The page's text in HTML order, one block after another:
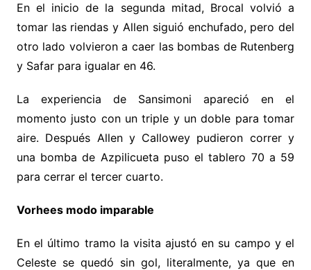
En el inicio de la segunda mitad, Brocal volvió a
tomar las riendas y Allen siguió enchufado, pero del
otro lado volvieron a caer las bombas de Rutenberg
y Safar para igualar en 46.
La experiencia de Sansimoni apareció en el
momento justo con un triple y un doble para tomar
aire. Después Allen y Callowey pudieron correr y
una bomba de Azpilicueta puso el tablero 70 a 59
para cerrar el tercer cuarto.
Vorhees modo imparable
En el último tramo la visita ajustó en su campo y el
Celeste se quedó sin gol, literalmente, ya que en